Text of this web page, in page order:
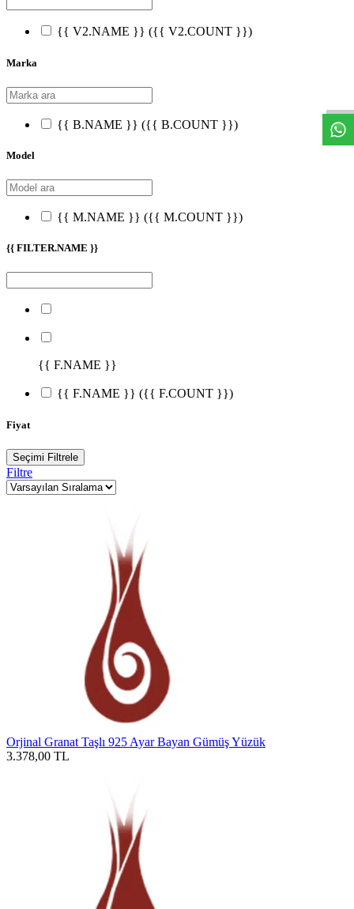
{{ V2.NAME }} ({{ V2.COUNT }})
Marka
{{ B.NAME }} ({{ B.COUNT }})
Model
{{ M.NAME }} ({{ M.COUNT }})
{{ FILTER.NAME }}
{{ F.NAME }}
{{ F.NAME }} ({{ F.COUNT }})
Fiyat
Seçimi Filtrele
Filtre
Orjinal Granat Taşlı 925 Ayar Bayan Gümüş Yüzük
3.378,00 TL